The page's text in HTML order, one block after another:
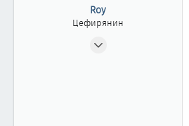
Roy
Цефирянин